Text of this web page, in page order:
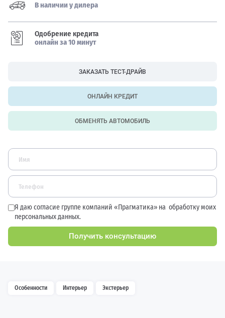
В наличии у дилера
Одобрение кредита
онлайн за 10 минут
ЗАКАЗАТЬ ТЕСТ-ДРАЙВ
ОНЛАЙН КРЕДИТ
ОБМЕНЯТЬ АВТОМОБИЛЬ
Я даю согласие группе компаний «Прагматика» на обработку моих
персональных данных.
Получить консультацию
Особенности Интерьер Экстерьер